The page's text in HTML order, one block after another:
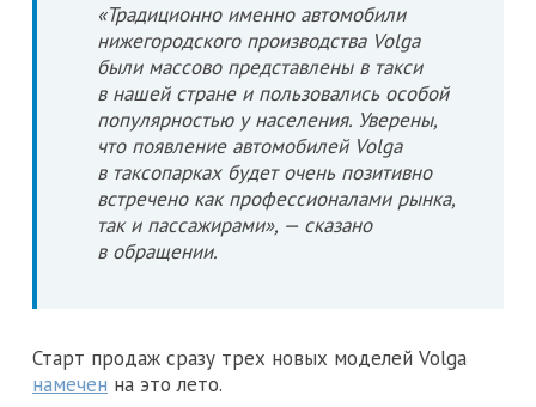
«Традиционно именно автомобили
нижегородского производства Volga
были массово представлены в такси
в нашей стране и пользовались особой
популярностью у населения. Уверены,
что появление автомобилей Volga
в таксопарках будет очень позитивно
встречено как профессионалами рынка,
так и пассажирами», — сказано
в обращении.
Старт продаж сразу трех новых моделей Volga
намечен на это лето.